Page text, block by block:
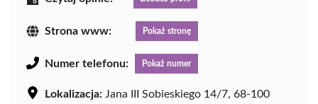
Strona www: Pokaż stronę
Numer telefonu: Pokaż numer
Lokalizacja: Jana III Sobieskiego 14/7, 68-100